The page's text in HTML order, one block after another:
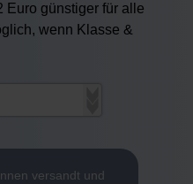
Euro günstiger für alle
wenn Klasse &
versandt und